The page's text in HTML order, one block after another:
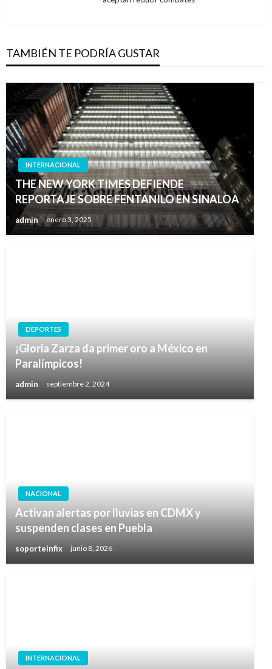
TAMBIÉN TE PODRÍA GUSTAR
INTERNACIONAL
THE NEW YORK TIMES DEFIENDE
REPORTAJE SOBRE FENTANILO EN SINALOA
admin enero 3, 2025
DEPORTES
¡Gloria Zarza da primer oro a México en
Paralímpicos!
admin septiembre 2, 2024
NACIONAL
Activan alertas por lluvias en CDMX y
suspenden clases en Puebla
soporteinfix junio 8, 2026
INTERNACIONAL